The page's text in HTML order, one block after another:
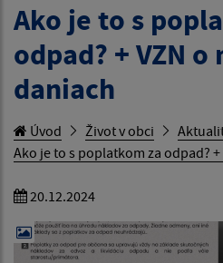
Ako je to s
odpad? + VZN
daniach
Úvod Život v obci
Ako je to s poplatkom za odpad?
20.12.2024